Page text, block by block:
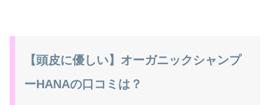
【頭皮に優しい】オーガニックシャンプ
ーHANAの口コミは？